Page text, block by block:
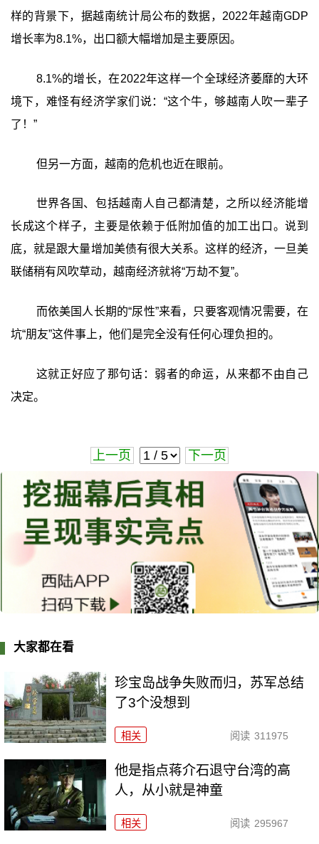
样的背景下，据越南统计局公布的数据，2022年越南GDP
增长率为8.1%，出口额大幅增加是主要原因。
8.1%的增长，在2022年这样一个全球经济萎靡的大环
境下，难怪有经济学家们说：“这个牛，够越南人吹一辈子
了！”
但另一方面，越南的危机也近在眼前。
世界各国、包括越南人自己都清楚，之所以经济能增
长成这个样子，主要是依赖于低附加值的加工出口。说到
底，就是跟大量增加美债有很大关系。这样的经济，一旦美
联储稍有风吹草动，越南经济就将“万劫不复”。
而依美国人长期的“尿性”来看，只要客观情况需要，在
坑“朋友”这件事上，他们是完全没有任何心理负担的。
这就正好应了那句话：弱者的命运，从来都不由自己
决定。
上一页 下一页
大家都在看
珍宝岛战争失败而归，苏军总结
了3个没想到
相关 阅读 311975
他是指点蒋介石退守台湾的高
人，从小就是神童
相关 阅读 295967